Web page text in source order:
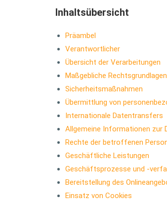
Inhaltsübersicht
Präambel
Verantwortlicher
Übersicht der Verarbeitungen
Maßgebliche Rechtsgrundlagen
Sicherheitsmaßnahmen
Übermittlung von
Internationale Datentransfers
Allgemeine Informationen zur
Rechte der betroffenen
Geschäftliche Leistungen
Geschäftsprozesse und -
Bereitstellung des
Einsatz von Cookies